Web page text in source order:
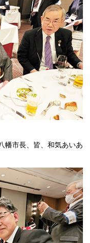
幡市長、皆、和気あいあ